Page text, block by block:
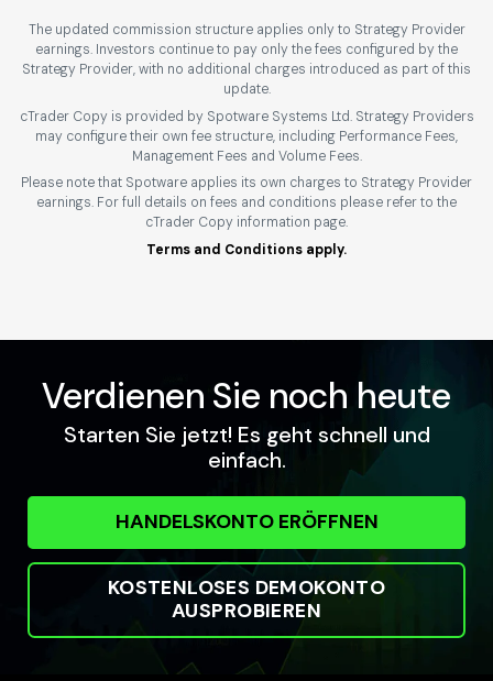
The updated commission structure applies only to Strategy Provider
earnings. Investors continue to pay only the fees configured by the
Strategy Provider, with no additional charges introduced as part of this
update.
cTrader Copy is provided by Spotware Systems Ltd. Strategy Providers
may configure their own fee structure, including Performance Fees,
Management Fees and Volume Fees.
Please note that Spotware applies its own charges to Strategy Provider
earnings. For full details on fees and conditions please refer to the
cTrader Copy information page.
Terms and Conditions apply.
Verdienen Sie noch heute
Starten Sie jetzt! Es geht schnell und
einfach.
HANDELSKONTO ERÖFFNEN
KOSTENLOSES DEMOKONTO
AUSPROBIEREN